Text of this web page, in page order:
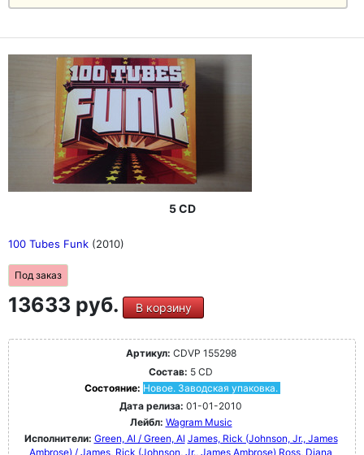
5 CD
100 Tubes Funk (2010)
Под заказ
13633 руб. В корзину
Артикул: CDVP 155298
Состав: 5 CD
Состояние: Новое. Заводская упаковка.
Дата релиза: 01-01-2010
Лейбл: Wagram Music
Исполнители: Green, Al / Green, Al James, Rick (Johnson, Jr., James
Ambrose) / James, Rick (Johnson, Jr., James Ambrose) Ross, Diana